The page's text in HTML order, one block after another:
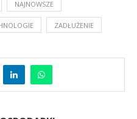
NAJNOWSZE
ZADŁUŻENIE